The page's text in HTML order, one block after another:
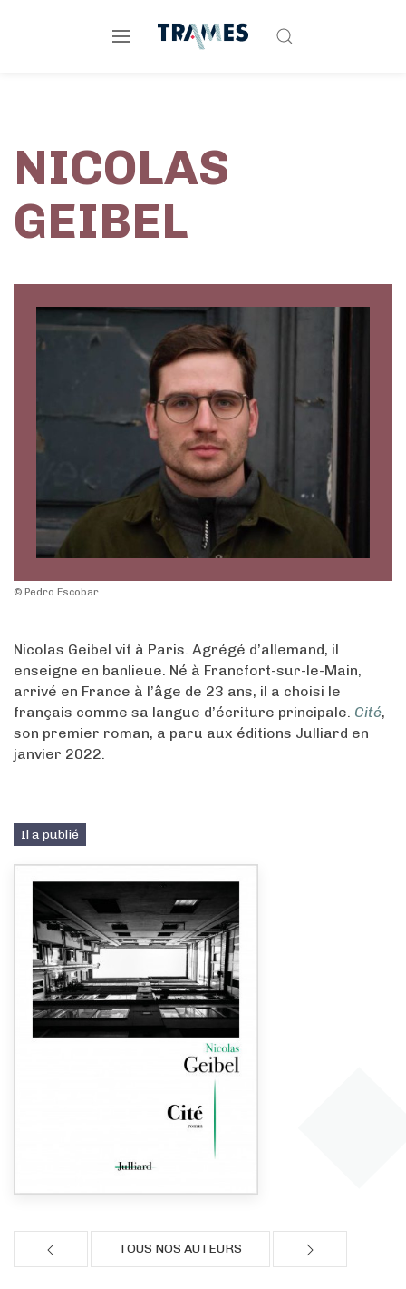
NICOLAS
GEIBEL
© Pedro Escobar
Nicolas Geibel vit à Paris. Agrégé d’allemand, il
enseigne en banlieue. Né à Francfort-sur-le-Main,
arrivé en France à l’âge de 23 ans, il a choisi le
français comme sa langue d’écriture principale. Cité,
son premier roman, a paru aux éditions Julliard en
janvier 2022.
Il a publié
TOUS NOS AUTEURS